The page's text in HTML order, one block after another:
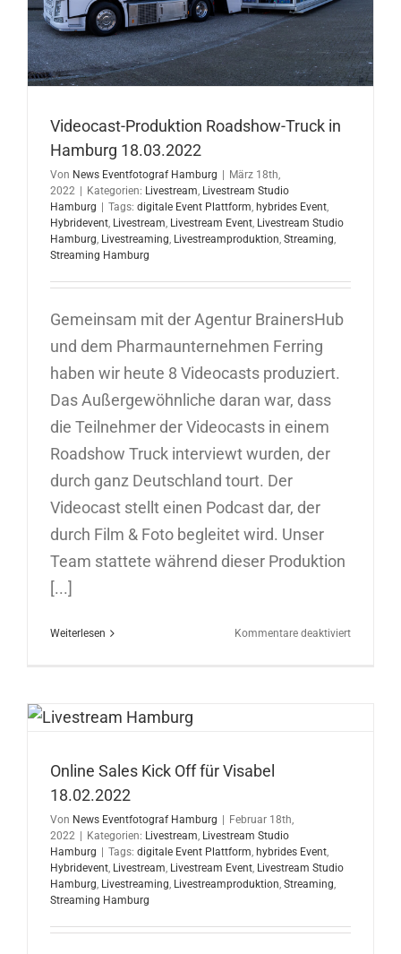
Videocast-Produktion Roadshow-Truck in
Hamburg 18.03.2022
Von News Eventfotograf Hamburg
März 18th,
2022
Kategorien: Livestream, Livestream Studio
Hamburg
Tags: digitale Event Plattform, hybrides Event,
Hybridevent, Livestream, Livestream Event, Livestream Studio
Hamburg, Livestreaming, Livestreamproduktion, Streaming,
Streaming Hamburg
Gemeinsam mit der Agentur BrainersHub
und dem Pharmaunternehmen Ferring
haben wir heute 8 Videocasts produziert.
Das Außergewöhnliche daran war, dass
die Teilnehmer der Videocasts in einem
Roadshow Truck interviewt wurden, der
durch ganz Deutschland tourt. Der
Videocast stellt einen Podcast dar, der
durch Film & Foto begleitet wird. Unser
Team stattete während dieser Produktion
[...]
Weiterlesen Kommentare deaktiviertfür
Online Sales Kick Off für Visabel
18.02.2022
Von News Eventfotograf Hamburg
Februar 18th,
2022
Kategorien: Livestream, Livestream Studio
Hamburg
Tags: digitale Event Plattform, hybrides Event,
Hybridevent, Livestream, Livestream Event, Livestream Studio
Hamburg, Livestreaming, Livestreamproduktion, Streaming,
Streaming Hamburg